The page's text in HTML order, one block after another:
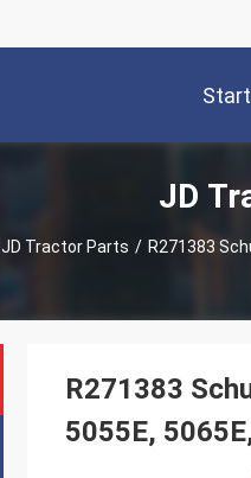
JD
JD Tractor Parts / R271383
R271383
5055E,